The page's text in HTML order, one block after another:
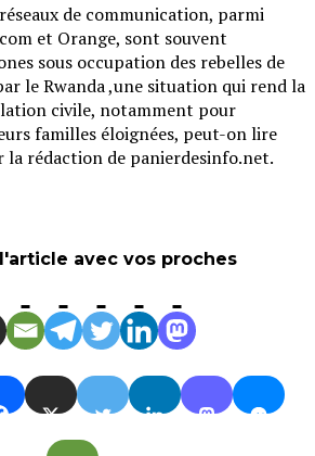
de communication, parmi
et Orange, sont souvent
sous occupation des rebelles de
le Rwanda ,une situation qui rend la
civile, notamment pour
familles éloignées, peut-on lire
la rédaction de panierdesinfo.net.
avec vos proches